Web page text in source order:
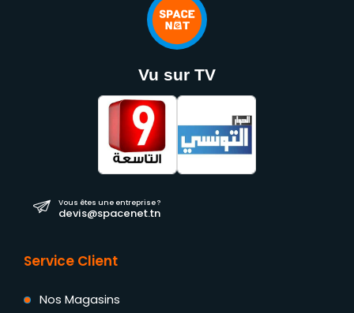
Vu sur TV
Vous êtes une entreprise ?
devis@spacenet.tn
Service Client
Nos Magasins